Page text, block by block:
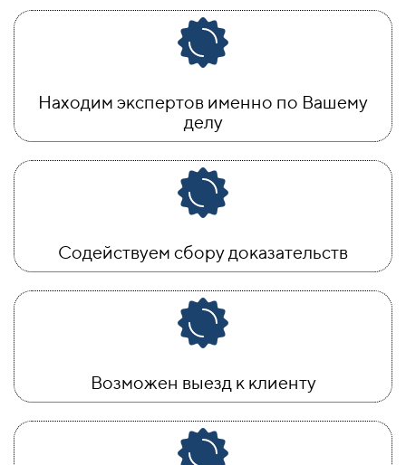
Находим экспертов именно по Вашему
делу
Содействуем сбору доказательств
Возможен выезд к клиенту